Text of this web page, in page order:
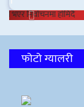
Previous
फोटो ग्यालरी